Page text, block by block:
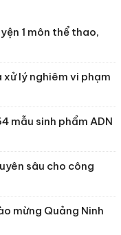
1 môn thể thao,
xử lý nghiêm vi phạm
mẫu sinh phẩm ADN
sâu cho công
mừng Quảng Ninh